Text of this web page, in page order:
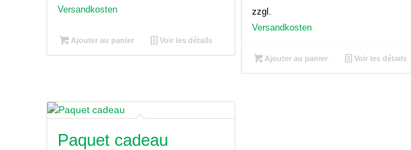
Versandkosten
Ajouter au panier Voir les détails
zzgl.
Versandkosten
Ajouter au panier Voir les détails
Paquet cadeau